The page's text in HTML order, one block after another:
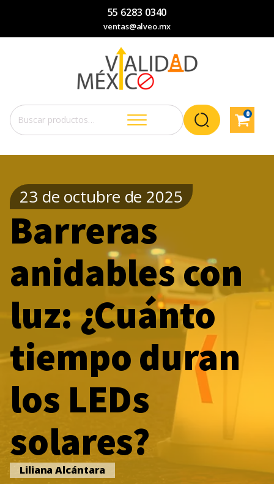
55 6283 0340
ventas@alveo.mx
Buscar
por:
0
23 de octubre de 2025
Barreras
anidables con
luz: ¿Cuánto
tiempo duran
los LEDs
solares?
Liliana Alcántara